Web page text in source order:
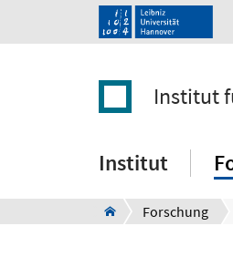
Institut
Institut
Forschung